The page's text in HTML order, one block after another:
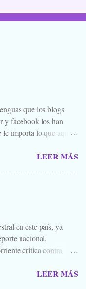
que los blogs
y facebook los han
importa lo que aquí
vivos, muertos, o
amigos de
Cuéntanos tu
este largo fin de
abuela, la del
LEER MÁS
en este país, ya
nacional,
crítica contra
Y es que hay que
LEER MÁS